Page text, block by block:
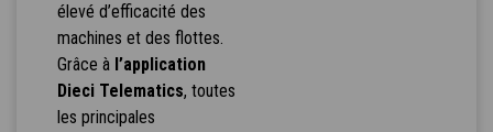
élevé d’efficacité des
machines et des flottes.
Grâce à l’application
Dieci Telematics, toutes
les principales